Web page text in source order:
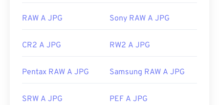
RAW A JPG Sony RAW A JPG
CR2 A JPG RW2 A JPG
Pentax RAW A JPG Samsung RAW A JPG
SRW A JPG PEF A JPG